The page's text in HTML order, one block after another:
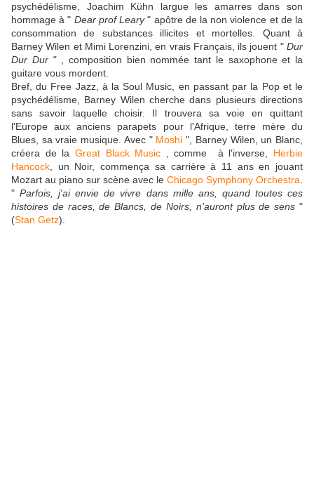
psychédélisme, Joachim Kühn largue les amarres dans son
hommage à " Dear prof Leary" apôtre de la non violence et de la
consommation de substances illicites et mortelles. Quant à
Barney Wilen et Mimi Lorenzini, en vrais Français, ils jouent " Dur
Dur Dur ", composition bien nommée tant le saxophone et la
guitare vous mordent.
Bref, du Free Jazz, à la Soul Music, en passant par la Pop et le
psychédélisme, Barney Wilen cherche dans plusieurs directions
sans savoir laquelle choisir. Il trouvera sa voie en quittant
l'Europe aux anciens parapets pour l'Afrique, terre mère du
Blues, sa vraie musique. Avec " Moshi ", Barney Wilen, un Blanc,
créera de la Great Black Music , comme à l'inverse, Herbie
Hancock , un Noir, commença sa carrière à 11 ans en jouant
Mozart au piano sur scène avec le Chicago Symphony Orchestra
"Parfois, j'ai envie de vivre dans mille ans, quand toutes ces
histoires de races, de Blancs, de Noirs, n'auront plus de sens "
(Stan Getz).